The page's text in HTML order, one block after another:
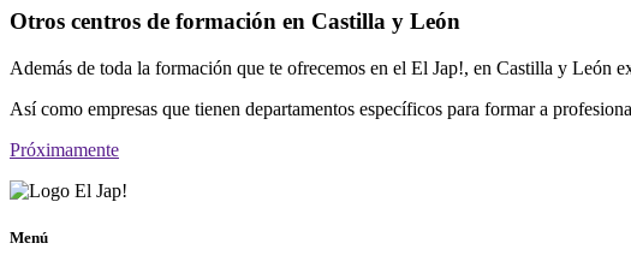
Otros centros de formación en Castilla y León
Además de toda la formación que te ofrecemos en el El Jap!, en Castilla y León
Así como empresas que tienen departamentos específicos para formar a
Próximamente
Menú